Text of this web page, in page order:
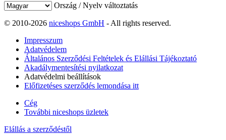
Ország / Nyelv változtatás
© 2010-2026 niceshops GmbH - All rights reserved.
Impresszum
Adatvédelem
Általános Szerződési Feltételek és Elállási Tájékoztató
Akadálymentesítési nyilatkozat
Adatvédelmi beállítások
Előfizetéses szerződés lemondása itt
Cég
További niceshops üzletek
Elállás a szerződéstől